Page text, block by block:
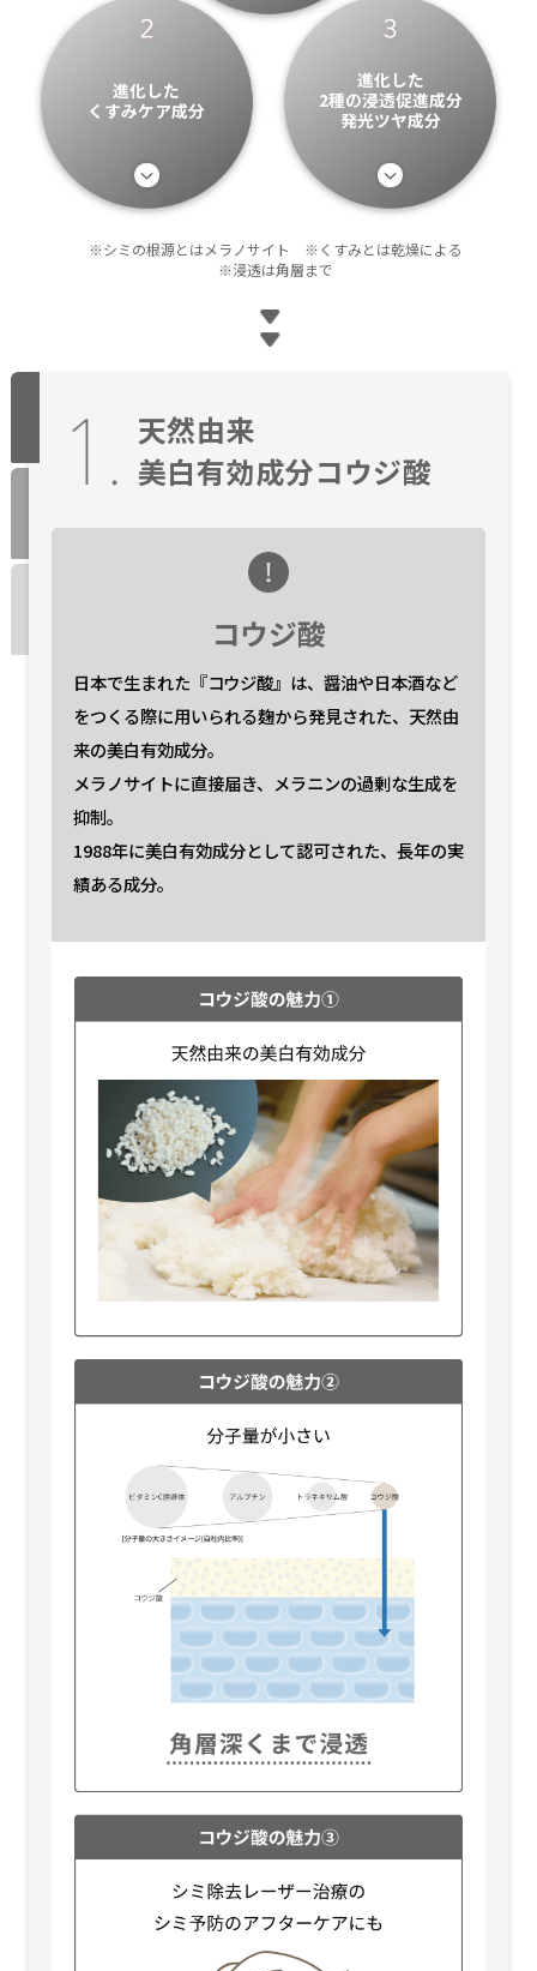
【定期便】ONE BY KOSE
メラノショット P 本品
（レギュラー）
税込6,270円
【定期便】ONE BY KOSE
メラノショット P
（レギュラー）
税込5,940円
【定期便】ONE BY KOSE
メラノショット P
付けかえ用（ラージ）
税込8,140円
＜40mL＞
メラノショット P
＜40mL 付けかえ用＞
税込5,940円
＜65mL＞
税込8,470円
メラノショット P
＜65mL 付けかえ用＞
税込8,140円
税込1,595円
進化した
くすみケア成分
進化した
2種の浸透促進成分
発光ツヤ成分
※シミの根源とはメラノサイト ※くすみとは乾燥による
※浸透は角層まで
天然由来
美白有効成分コウジ酸
コウジ酸
日本で生まれた『コウジ酸』は、醤油や日本酒など
をつくる際に用いられる麹から発見された、 天然由
来の美白有効成分。
メラノサイトに直接届き、メラニンの過剰な生成を
抑制。
1988年に美白有効成分として認可された、長年の実
績ある成分。
【定期便】ONE BY KOSE
メラノショット P 本品
（レギュラー）
税込6,270円
【定期便】ONE BY KOSE
メラノショット P
（レギュラー）
税込5,940円
【定期便】ONE BY KOSE
メラノショット P
付けかえ用（ラージ）
税込8,140円
＜40mL＞
メラノショット P
＜40mL 付けかえ用＞
税込5,940円
＜65mL＞
税込8,470円
メラノショット P
＜65mL 付けかえ用＞
税込8,140円
税込1,595円